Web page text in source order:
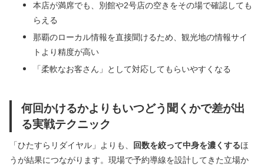
本店が満席でも、別館や2号店の空きをその場で確認しても
らえる
那覇のローカル情報を直接聞けるため、観光地の情報サイ
トより精度が高い
「柔軟なお客さん」として対応してもらいやすくなる
何回かけるかよりもいつどう聞くかで差が出
る実戦テクニック
「ひたすらリダイヤル」よりも、 回数を絞って中身を濃くするほ
うが結果につながります。現場で予約導線を設計してきた立場か